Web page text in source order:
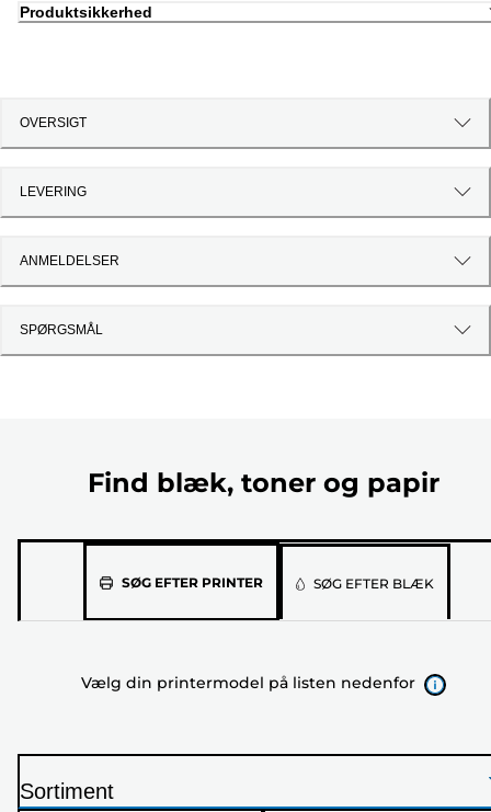
Produktsikkerhed
OVERSIGT
LEVERING
ANMELDELSER
SPØRGSMÅL
Find blæk, toner og papir
SØG EFTER PRINTERVælg
listen
SØG EFTER BLÆK
Vælg din printermodel på listen nedenfor
Sortiment